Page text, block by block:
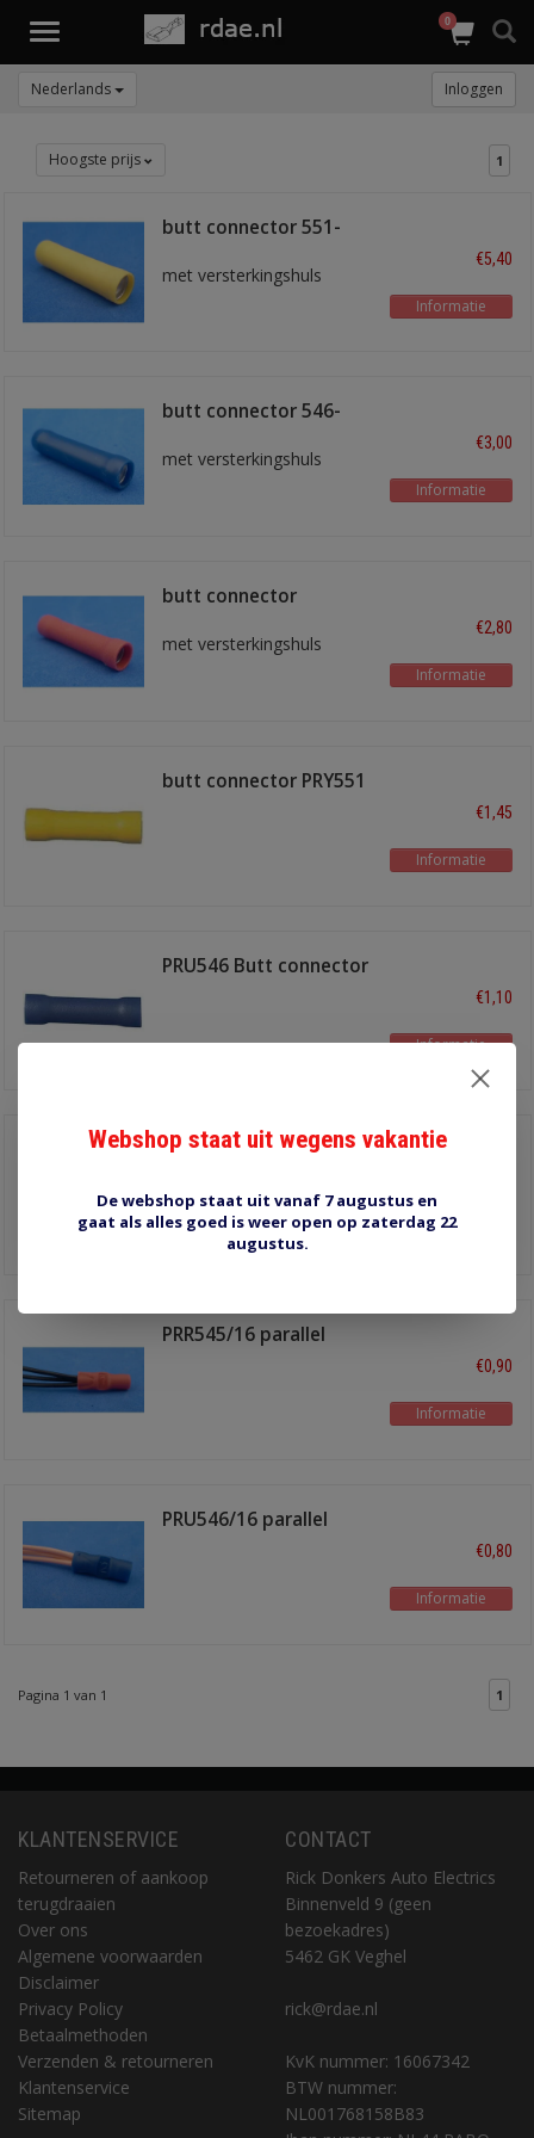
Toggle
0
Nederlands Inloggen
Hoogste prijs 1
butt connector 551-
met versterkingshuls
€5,40
Informatie
butt connector 546-
met versterkingshuls
€3,00
Informatie
butt connector
met versterkingshuls
€2,80
Informatie
butt connector PRY551
€1,45
Informatie
PRU546 Butt connector
€1,10
Informatie
PRR545
Informatie
PRR545/16 parallel
€0,90
Informatie
PRU546/16 parallel
€0,80
Informatie
Pagina 1 van 1 1
KLANTENSERVICE
Retourneren of aankoop
terugdraaien
Over ons
Algemene voorwaarden
Disclaimer
Privacy Policy
Betaalmethoden
Verzenden & retourneren
Klantenservice
Sitemap
CONTACT
Rick Donkers Auto Electrics
Binnenveld 9 (geen
bezoekadres)
5462 GK Veghel
rick@rdae.nl
KvK nummer: 16067342
BTW nummer:
NL001768158B83
Webshop staat uit wegens vakantie
De webshop staat uit vanaf 7 augustus en
gaat als alles goed is weer open op zaterdag 22
augustus.